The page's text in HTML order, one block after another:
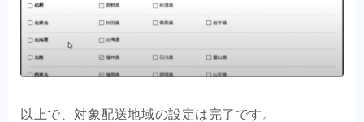
以上で、対象配送地域の設定は完了です。